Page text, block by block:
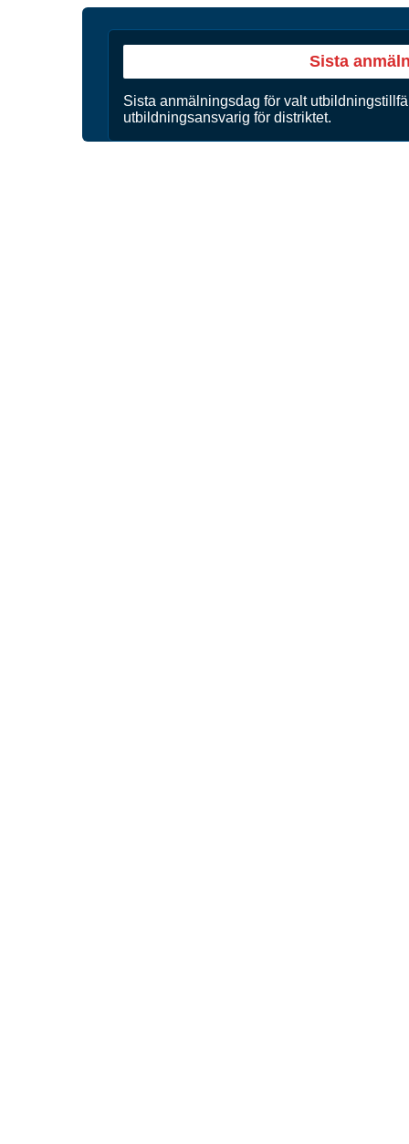
Sista
Sista anmälningsdag för valt
utbildningsansvarig för distriktet.